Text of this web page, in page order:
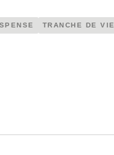
TRANCHE DE VIE